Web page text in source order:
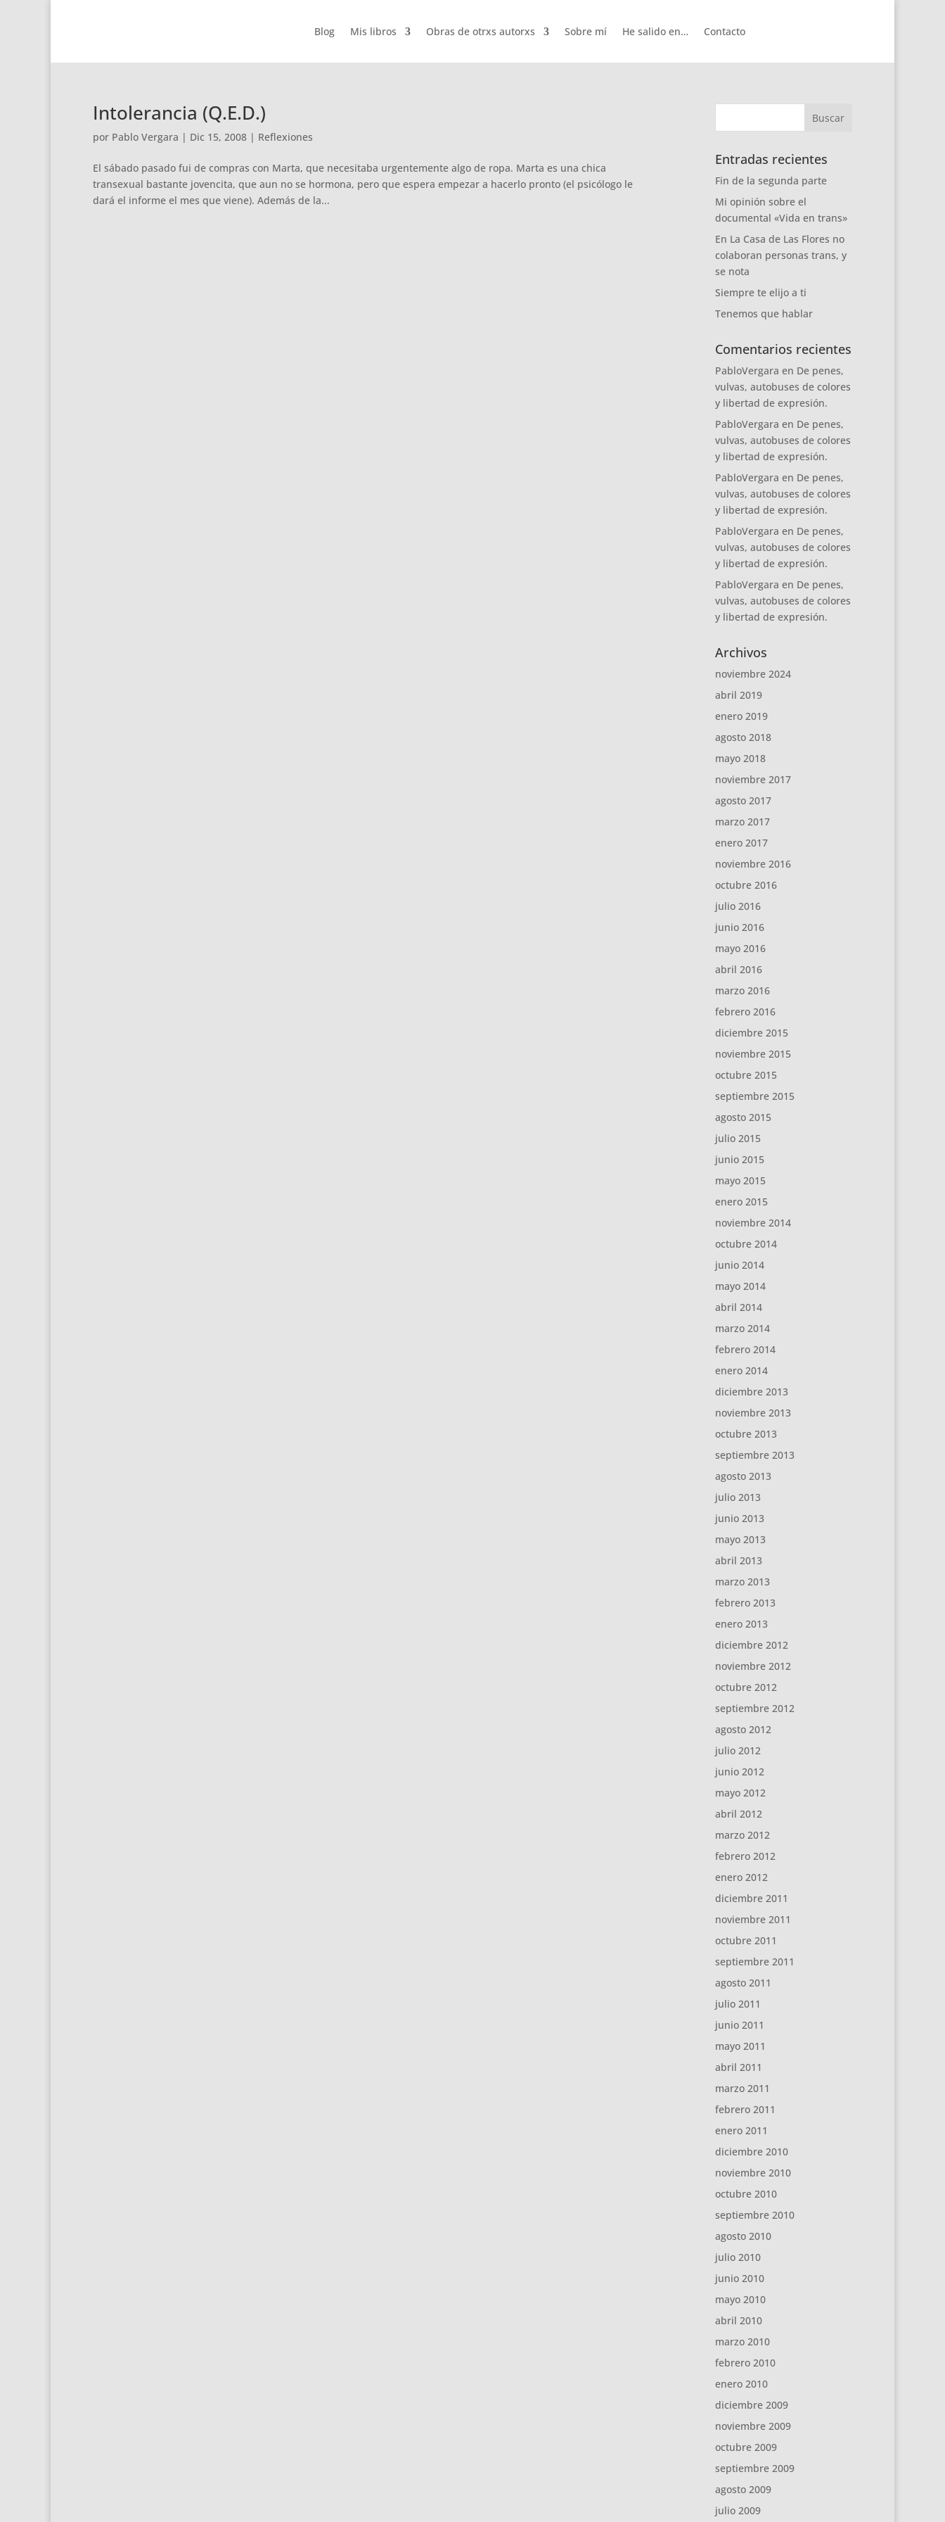
Blog Mis libros Obras de otrxs autorxs Sobre mí He salido en… Contacto
Intolerancia (Q.E.D.)
por Pablo Vergara | Dic 15, 2008 | Reflexiones
El sábado pasado fui de compras con Marta, que necesitaba urgentemente algo de ropa. Marta es una chica
transexual bastante jovencita, que aun no se hormona, pero que espera empezar a hacerlo pronto (el psicólogo le
dará el informe el mes que viene). Además de la...
Entradas recientes
Fin de la segunda parte
Mi opinión sobre el
documental «Vida en trans»
En La Casa de Las Flores no
colaboran personas trans, y
se nota
Siempre te elijo a ti
Tenemos que hablar
Comentarios recientes
PabloVergara en De penes,
vulvas, autobuses de colores
y libertad de expresión.
PabloVergara en De penes,
vulvas, autobuses de colores
y libertad de expresión.
PabloVergara en De penes,
vulvas, autobuses de colores
y libertad de expresión.
PabloVergara en De penes,
vulvas, autobuses de colores
y libertad de expresión.
PabloVergara en De penes,
vulvas, autobuses de colores
y libertad de expresión.
Archivos
noviembre 2024
abril 2019
enero 2019
agosto 2018
mayo 2018
noviembre 2017
agosto 2017
marzo 2017
enero 2017
noviembre 2016
octubre 2016
julio 2016
junio 2016
mayo 2016
abril 2016
marzo 2016
febrero 2016
diciembre 2015
noviembre 2015
octubre 2015
septiembre 2015
agosto 2015
julio 2015
junio 2015
mayo 2015
enero 2015
noviembre 2014
octubre 2014
junio 2014
mayo 2014
abril 2014
marzo 2014
febrero 2014
enero 2014
diciembre 2013
noviembre 2013
octubre 2013
septiembre 2013
agosto 2013
julio 2013
junio 2013
mayo 2013
abril 2013
marzo 2013
febrero 2013
enero 2013
diciembre 2012
noviembre 2012
octubre 2012
septiembre 2012
agosto 2012
julio 2012
junio 2012
mayo 2012
abril 2012
marzo 2012
febrero 2012
enero 2012
diciembre 2011
noviembre 2011
octubre 2011
septiembre 2011
agosto 2011
julio 2011
junio 2011
mayo 2011
abril 2011
marzo 2011
febrero 2011
enero 2011
diciembre 2010
noviembre 2010
octubre 2010
septiembre 2010
agosto 2010
julio 2010
junio 2010
mayo 2010
abril 2010
marzo 2010
febrero 2010
enero 2010
diciembre 2009
noviembre 2009
octubre 2009
septiembre 2009
agosto 2009
julio 2009